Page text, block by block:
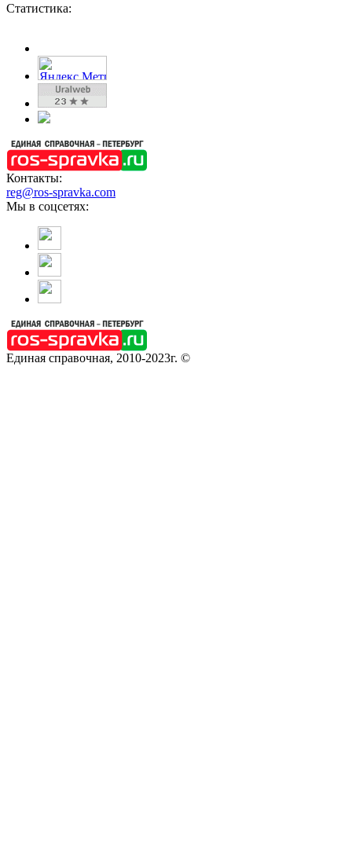
Статистика:
Контакты:
reg@ros-spravka.com
Мы в соцсетях:
Единая справочная, 2010-2023г. ©